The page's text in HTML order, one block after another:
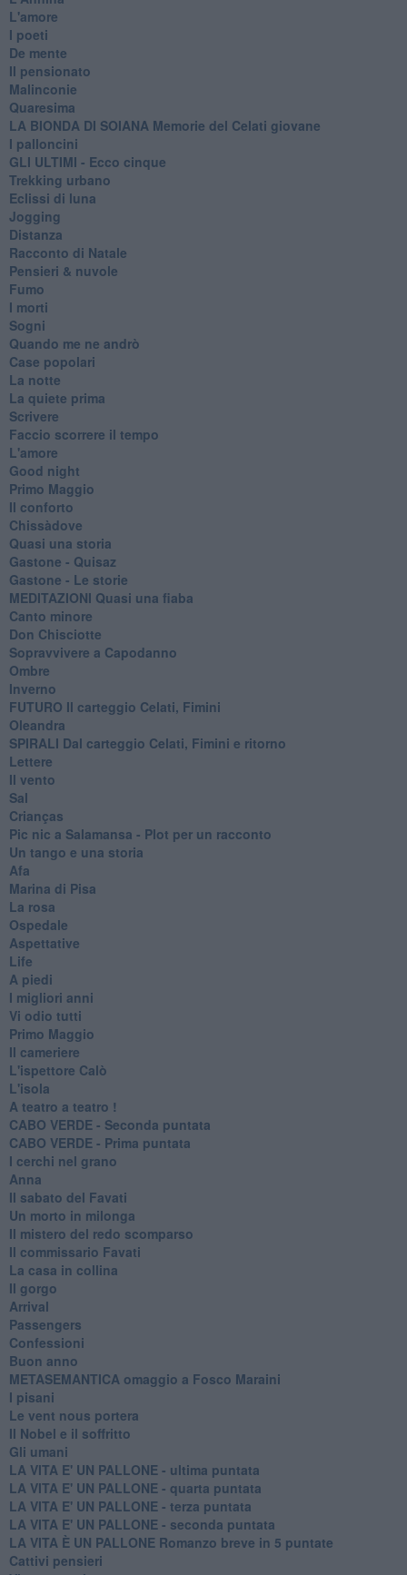
L'amore
I poeti
De mente
Il pensionato
Malinconie
Quaresima
LA BIONDA DI SOIANA Memorie del Celati giovane
I palloncini
GLI ULTIMI - Ecco cinque
Trekking urbano
Eclissi di luna
Jogging
Distanza
Racconto di Natale
Pensieri & nuvole
Fumo
I morti
Sogni
Quando me ne andrò
Case popolari
La notte
La quiete prima
Scrivere
Faccio scorrere il tempo
L'amore
Good night
Primo Maggio
Il conforto
Chissàdove
Quasi una storia
Gastone - Quisaz
Gastone - Le storie
MEDITAZIONI Quasi una fiaba
Canto minore
Don Chisciotte
Sopravvivere a Capodanno
Ombre
Inverno
FUTURO Il carteggio Celati, Fimini
Oleandra
SPIRALI Dal carteggio Celati, Fimini e ritorno
Lettere
Il vento
Sal
Crianças
Pic nic a Salamansa - Plot per un racconto
Un tango e una storia
Afa
Marina di Pisa
La rosa
Ospedale
Aspettative
Life
A piedi
I migliori anni
Vi odio tutti
Primo Maggio
Il cameriere
L'ispettore Calò
L'isola
A teatro a teatro !
CABO VERDE - Seconda puntata
CABO VERDE - Prima puntata
I cerchi nel grano
Anna
Il sabato del Favati
Un morto in milonga
Il mistero del redo scomparso
Il commissario Favati
La casa in collina
Il gorgo
Arrival
Passengers
Confessioni
Buon anno
METASEMANTICA omaggio a Fosco Maraini
I pisani
Le vent nous portera
Il Nobel e il soffritto
Gli umani
LA VITA E' UN PALLONE - ultima puntata
LA VITA E' UN PALLONE - quarta puntata
LA VITA E' UN PALLONE - terza puntata
LA VITA E' UN PALLONE - seconda puntata
LA VITA È UN PALLONE Romanzo breve in 5 puntate
Cattivi pensieri